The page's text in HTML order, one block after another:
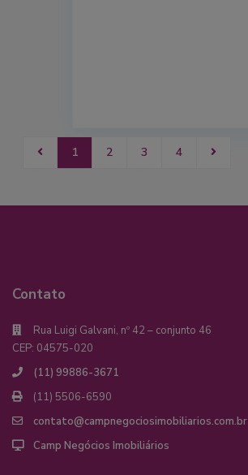
1 2 3 4
Contato
Rua Luigi Galvani, nº 42 – conjunto 46
CEP: 04575-020
(11) 99886-3671
(11) 5506-6590
contato@campnegociosimobiliarios.com.br
Camp Negócios Imobiliários